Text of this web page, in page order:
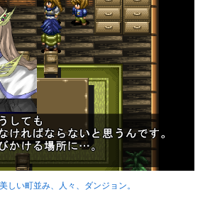
しい町並み、人々、ダンジョン。